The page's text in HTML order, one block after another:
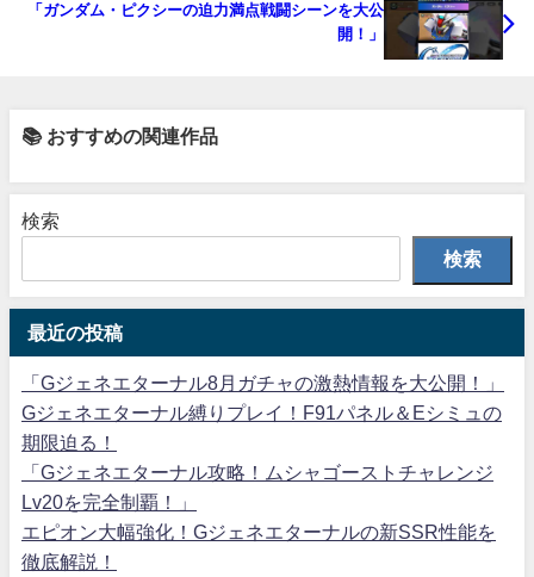
「ガンダム・ピクシーの迫力満点戦闘シーンを大公
開！」
📚 おすすめの関連作品
検索
検索
最近の投稿
「Gジェネエターナル8月ガチャの激熱情報を大公開！」
Gジェネエターナル縛りプレイ！F91パネル＆Eシミュの
期限迫る！
「Gジェネエターナル攻略！ムシャゴーストチャレンジ
Lv20を完全制覇！」
エピオン大幅強化！Gジェネエターナルの新SSR性能を
徹底解説！